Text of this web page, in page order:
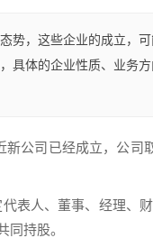
势，这些企业的成立，
具体的企业性质、业务
公司已经成立，公司
表人、董事、经理、
持股。